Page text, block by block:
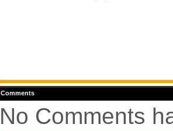
Comments
No Comments